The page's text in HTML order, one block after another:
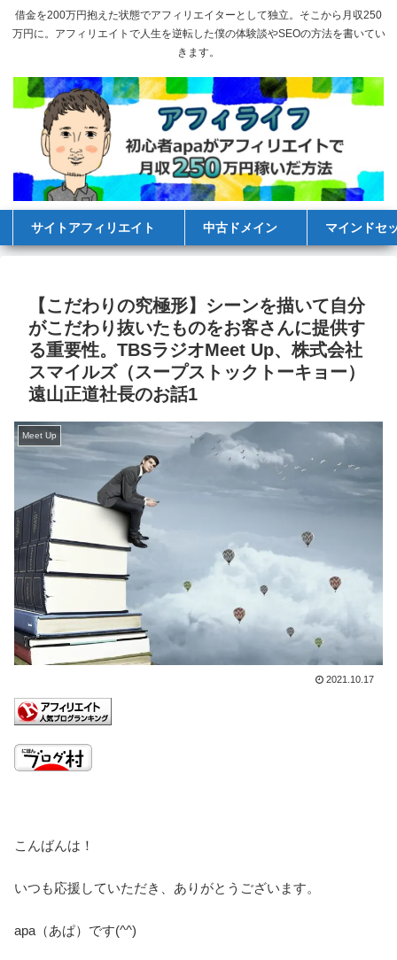
借金を200万円抱えた状態でアフィリエイターとして独立。そこから月収250
万円に。アフィリエイトで人生を逆転した僕の体験談やSEOの方法を書いてい
きます。
サイトアフィリエイト 中古ドメイン マインドセ
【こだわりの究極形】シーンを描いて自分
がこだわり抜いたものをお客さんに提供す
る重要性。TBSラジオMeet Up、株式会社
スマイルズ（スープストックトーキョー）
遠山正道社長のお話1
Meet Up
2021.10.17
こんばんは！
いつも応援していただき、ありがとうございます。
apa（あぱ）です(^^)